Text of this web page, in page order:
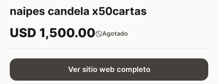
naipes candela x50cartas
USD 1,500.00 Agotado
Ver sitio web completo